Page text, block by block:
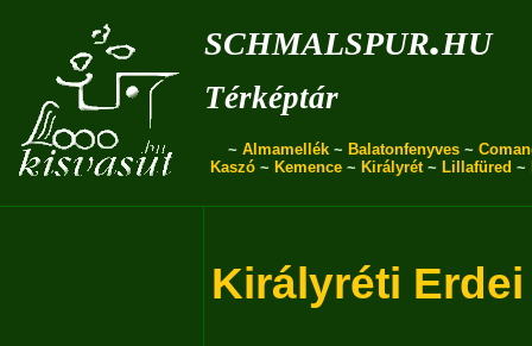
schmalspur.hu
Térképtár
~ Almamellék ~ Balatonfenyves ~
Kaszó~ Kemence~ Királyrét~ Lillafüred ~
Királyréti